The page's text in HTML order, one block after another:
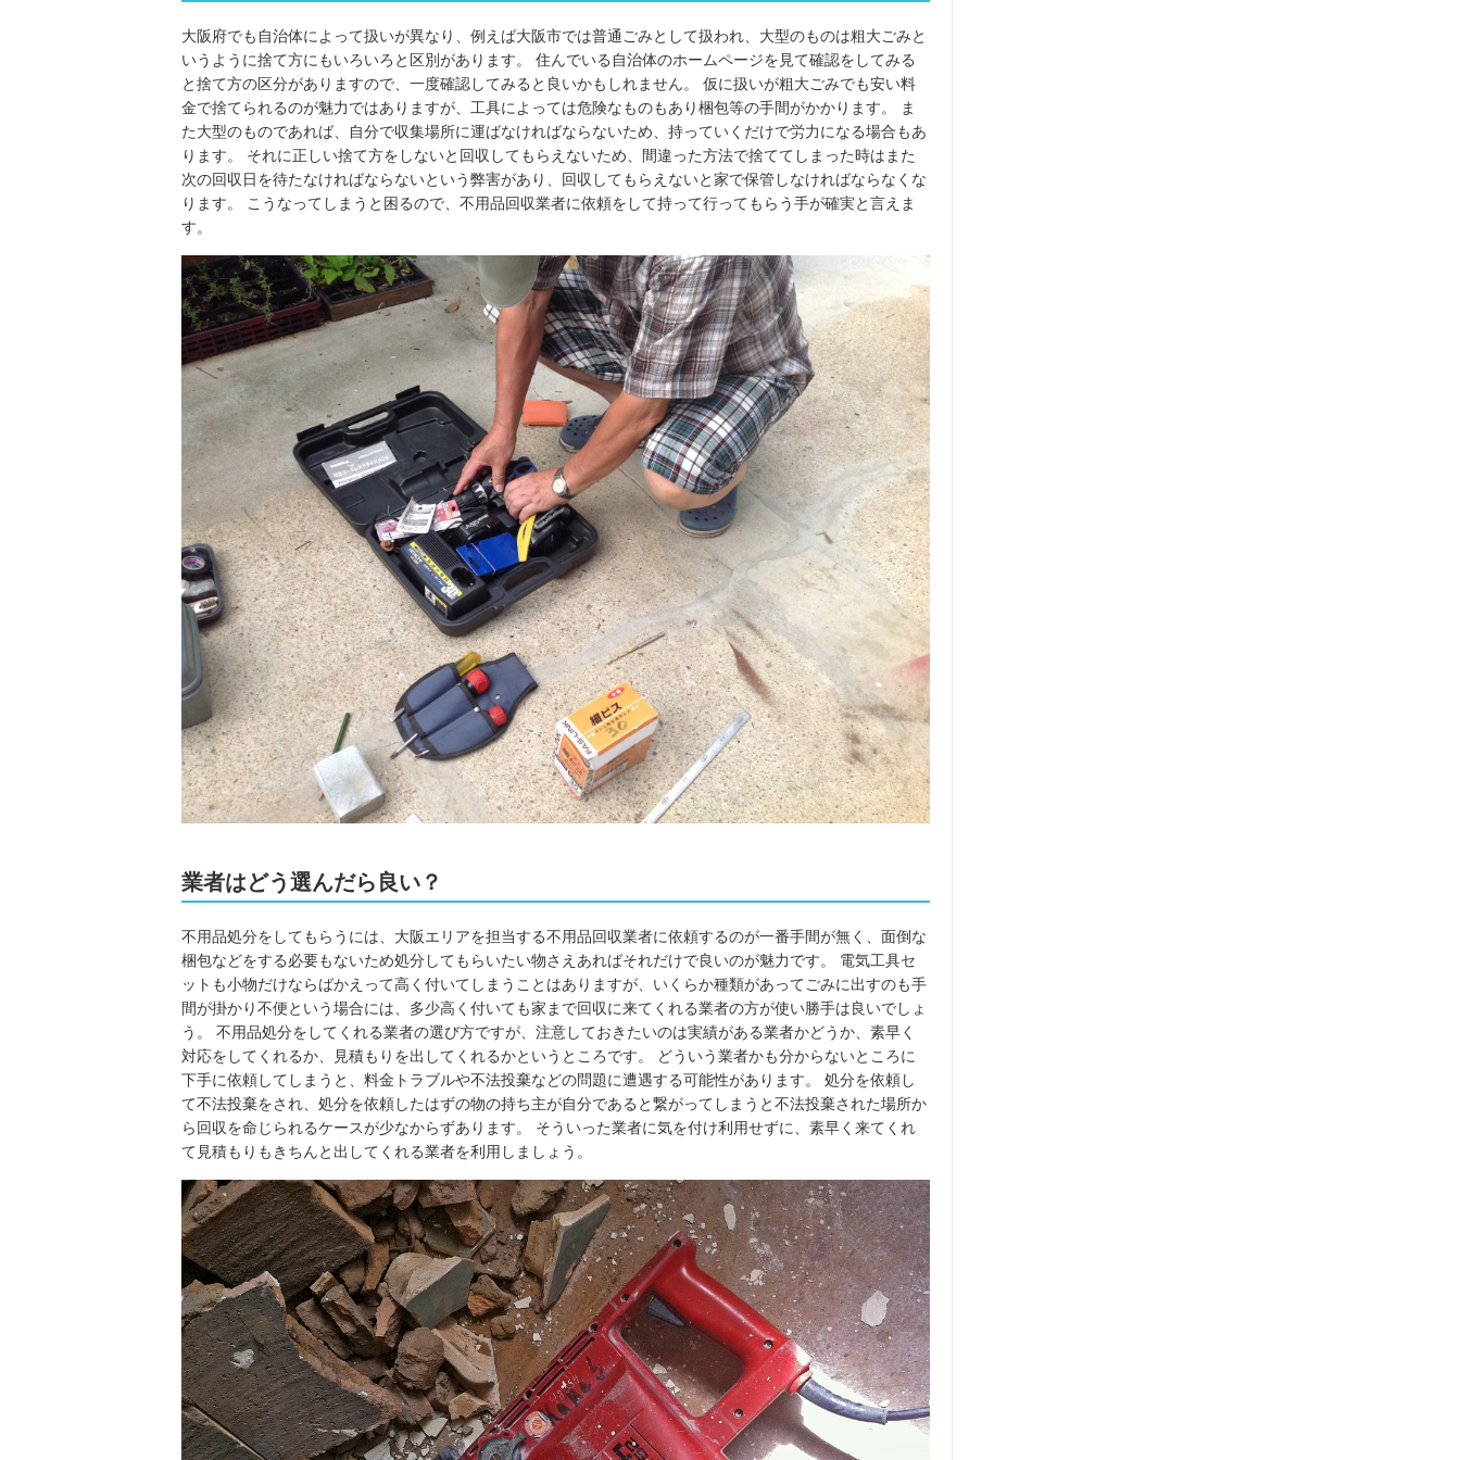
大阪府でも自治体によって扱いが異なり、例えば大阪市では普通ごみとして扱われ、大型のものは粗大ごみと
いうように捨て方にもいろいろと区別があります。 住んでいる自治体のホームページを見て確認をしてみる
と捨て方の区分がありますので、一度確認してみると良いかもしれません。 仮に扱いが粗大ごみでも安い料
金で捨てられるのが魅力ではありますが、工具によっては危険なものもあり梱包等の手間がかかります。 ま
た大型のものであれば、自分で収集場所に運ばなければならないため、持っていくだけで労力になる場合もあ
ります。 それに正しい捨て方をしないと回収してもらえないため、間違った方法で捨ててしまった時はまた
次の回収日を待たなければならないという弊害があり、回収してもらえないと家で保管しなければならなくな
ります。 こうなってしまうと困るので、不用品回収業者に依頼をして持って行ってもらう手が確実と言えま
す。
業者はどう選んだら良い？
不用品処分をしてもらうには、大阪エリアを担当する不用品回収業者に依頼するのが一番手間が無く、面倒な
梱包などをする必要もないため処分してもらいたい物さえあればそれだけで良いのが魅力です。 電気工具セ
ットも小物だけならばかえって高く付いてしまうことはありますが、いくらか種類があってごみに出すのも手
間が掛かり不便という場合には、多少高く付いても家まで回収に来てくれる業者の方が使い勝手は良いでしょ
う。 不用品処分をしてくれる業者の選び方ですが、注意しておきたいのは実績がある業者かどうか、素早く
対応をしてくれるか、見積もりを出してくれるかというところです。 どういう業者かも分からないところに
下手に依頼してしまうと、料金トラブルや不法投棄などの問題に遭遇する可能性があります。 処分を依頼し
て不法投棄をされ、処分を依頼したはずの物の持ち主が自分であると繋がってしまうと不法投棄された場所か
ら回収を命じられるケースが少なからずあります。 そういった業者に気を付け利用せずに、素早く来てくれ
て見積もりもきちんと出してくれる業者を利用しましょう。